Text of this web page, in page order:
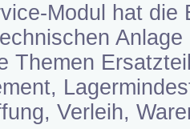
Modul hat die
Themen
Verleih,